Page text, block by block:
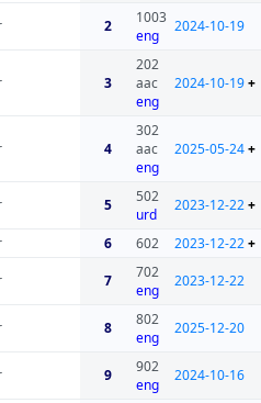
2
1003
eng
2024-10-19
3
202
aac
eng
2024-10-19+
4
302
aac
eng
2025-05-24+
5
502
urd
2023-12-22+
6 602 2023-12-22+
7
702
eng
2023-12-22
8
802
eng
2025-12-20
9
902
eng
2024-10-16